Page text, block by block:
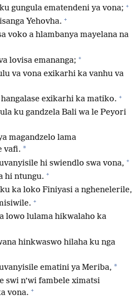
gungula ematendeni ya vona; +
Yehovha. +
voko a hlambanya mayelana na
lovisa emananga; +
va vona exikarhi ka vanhu va
hangalase exikarhi ka matiko. +
ku gandzela Bali wa le Peyori
magandzelo lama
vafi. *
hi swiendlo swa vona, +
hi ntungu. +
ka loko Finiyasi a nghenelerile,
+
lowo lulama hikwalaho ka
hinkwaswo hilaha ku nga
ematini ya Meriba, *
swi n’wi fambele ximatsi
vona. +